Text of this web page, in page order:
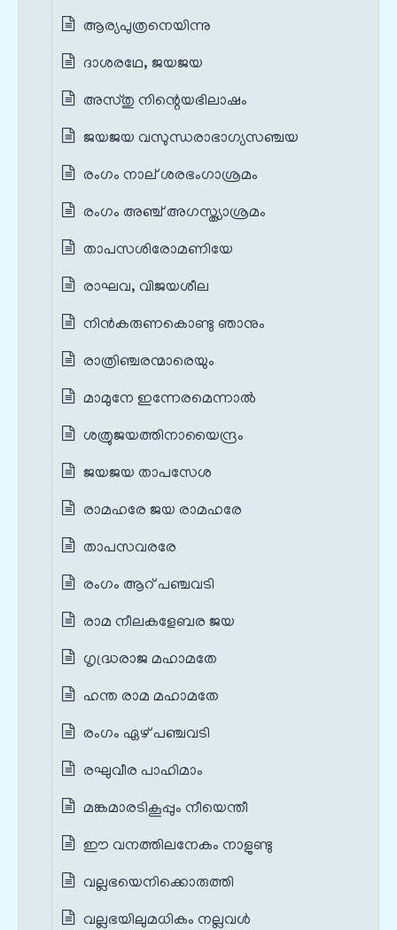
ആര്യപുത്രനെയിന്നു
ദാശരഥേ, ജയജയ
അസ്തു നിന്റെയഭിലാഷം
ജയജയ വസുന്ധരാഭാഗ്യസഞ്ചയ
രംഗം നാല് ശരഭംഗാശ്രമം
രംഗം അഞ്ച് അഗസ്ത്യാശ്രമം
താപസശിരോമണിയേ
രാഘവ, വിജയശീല
നിൻകരുണകൊണ്ടു ഞാനും
രാത്രിഞ്ചരന്മാരെയും
മാമുനേ ഇന്നേരമെന്നാൽ
ശത്രുജയത്തിനായൈന്ദ്രം
ജയജയ താപസേശ
രാമഹരേ ജയ രാമഹരേ
താപസവരരേ
രംഗം ആറ് പഞ്ചവടി
രാമ നീലകളേബര ജയ
ഗൃദ്ധ്രരാജ മഹാമതേ
ഹന്ത രാമ മഹാമതേ
രംഗം ഏഴ് പഞ്ചവടി
രഘുവീര പാഹിമാം
മങ്കമാരടികൂപ്പും നീയെന്തീ
ഈ വനത്തിലനേകം നാളുണ്ടു
വല്ലഭയെനിക്കൊരുത്തി
വല്ലഭയിലുമധികം നല്ലവൾ